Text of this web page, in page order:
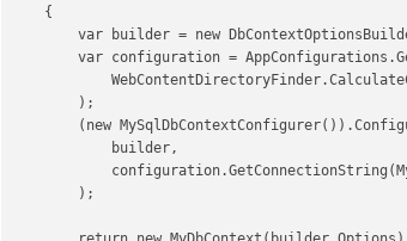
    {
var builder = new
var configuration =
        );
(new
            builder,
        );